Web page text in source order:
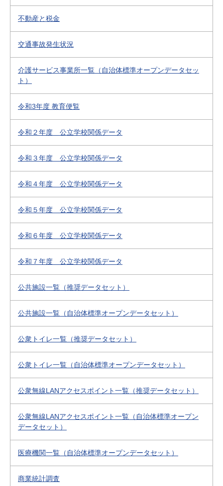
不動産と税金
交通事故発生状況
介護サービス事業所一覧（自治体標準オープンデータセッ
ト）
令和3年度 教育便覧
令和２年度 公立学校関係データ
令和３年度 公立学校関係データ
令和４年度 公立学校関係データ
令和５年度 公立学校関係データ
令和６年度 公立学校関係データ
令和７年度 公立学校関係データ
公共施設一覧（推奨データセット）
公共施設一覧（自治体標準オープンデータセット）
公衆トイレ一覧（推奨データセット）
公衆トイレ一覧（自治体標準オープンデータセット）
公衆無線LANアクセスポイント一覧（推奨データセット）
公衆無線LANアクセスポイント一覧（自治体標準オープン
データセット）
医療機関一覧（自治体標準オープンデータセット）
商業統計調査